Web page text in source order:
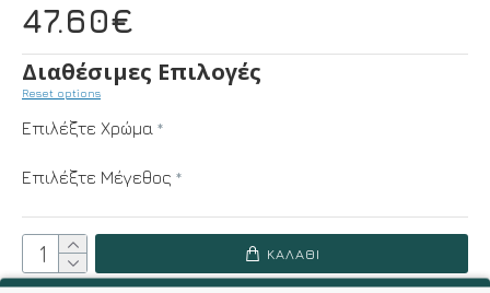
47.60€
Διαθέσιμες Επιλογές
Reset options
Επιλέξτε Χρώμα
Επιλέξτε Μέγεθος
ΚΑΛΆΘΙ